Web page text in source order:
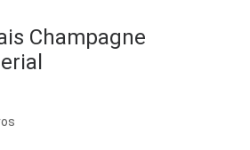
Champagne